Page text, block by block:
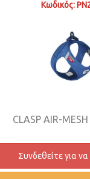
Κωδικός:
CLASP AIR-
Συνδεθείτε για να